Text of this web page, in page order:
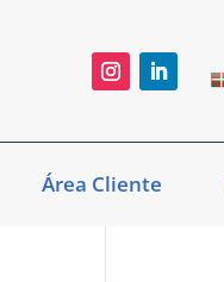
Área Cliente